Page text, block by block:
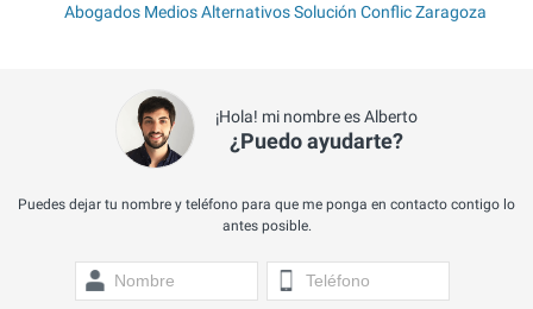
Abogados Medios Alternativos Solución Conflic Zaragoza
¡Hola! mi nombre es Alberto
¿Puedo ayudarte?
Puedes dejar tu nombre y teléfono para que me ponga en contacto contigo lo
antes posible.